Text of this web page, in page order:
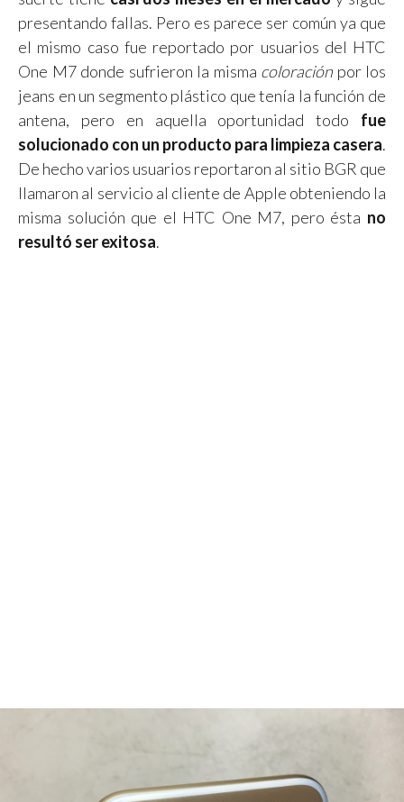
presentando fallas. Pero es parece ser común ya que
el mismo caso fue reportado por usuarios del HTC
One M7 donde sufrieron la misma coloración por los
jeans en un segmento plástico que tenía la función de
antena, pero en aquella oportunidad todo fue
solucionado con un producto para limpieza casera.
De hecho varios usuarios reportaron al sitio BGR que
llamaron al servicio al cliente de Apple obteniendo la
misma solución que el HTC One M7, pero ésta no
resultó ser exitosa.